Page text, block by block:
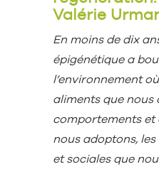
Valérie
En moins de dix
épigénétique a
l’environnement
aliments que nous
comportements et
nous adoptons,
et sociales que